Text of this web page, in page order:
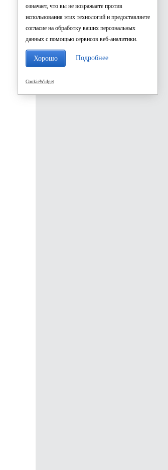
означает, что вы не возражаете против
использования этих технологий и предоставляете
согласие на обработку ваших персональных
данных с помощью сервисов веб-аналитики.
Хорошо Подробнее
CookieWidget